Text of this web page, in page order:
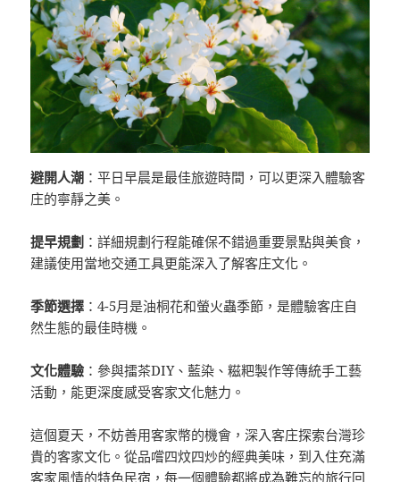
避開人潮 ：平日早晨是最佳旅遊時間，可以更深入體驗客
庄的寧靜之美。
提早規劃 ：詳細規劃行程能確保不錯過重要景點與美食，
建議使用當地交通工具更能深入了解客庄文化。
季節選擇 ：4-5月是油桐花和螢火蟲季節，是體驗客庄自
然生態的最佳時機。
文化體驗 ：參與擂茶DIY、藍染、糍粑製作等傳統手工藝
活動，能更深度感受客家文化魅力。
這個夏天，不妨善用客家幣的機會，深入客庄探索台灣珍
貴的客家文化。從品嚐四炆四炒的經典美味，到入住充滿
客家風情的特色民宿，每一個體驗都將成為難忘的旅行回